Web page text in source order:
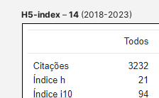
H5-index – 14 (2018-2023)